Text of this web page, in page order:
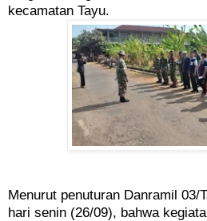
kecamatan Tayu.
Menurut penuturan Danramil 03/
hari senin (26/09), bahwa